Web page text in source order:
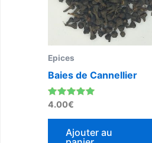
Epices
Baies de Cannellier
Note
sur 5
4.00€
Ajouter au